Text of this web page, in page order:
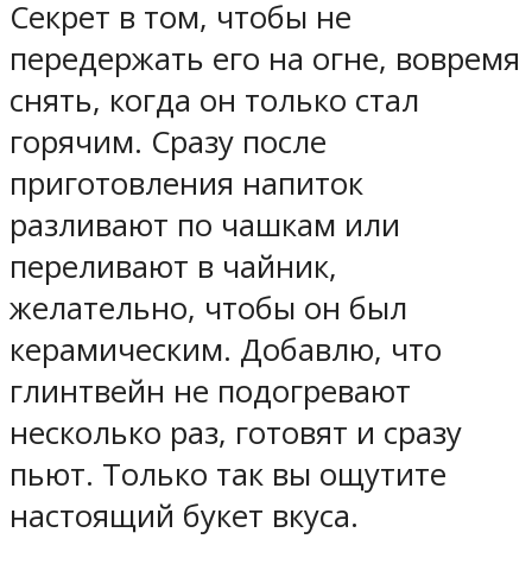
Секрет в том, чтобы не
передержать его на огне, вовремя
снять, когда он только стал
горячим. Сразу после
приготовления напиток
разливают по чашкам или
переливают в чайник,
желательно, чтобы он был
керамическим. Добавлю, что
глинтвейн не подогревают
несколько раз, готовят и сразу
пьют. Только так вы ощутите
настоящий букет вкуса.